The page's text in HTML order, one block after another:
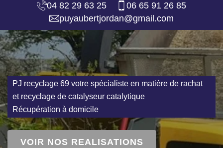
04 82 29 63 25
06 65 91 26 85
puyaubertjordan@gmail.com
PJ recyclage 69 votre spécialiste en matière de rachat
et recyclage de catalyseur catalytique
Récupération à domicile
VOIR NOS REALISATIONS